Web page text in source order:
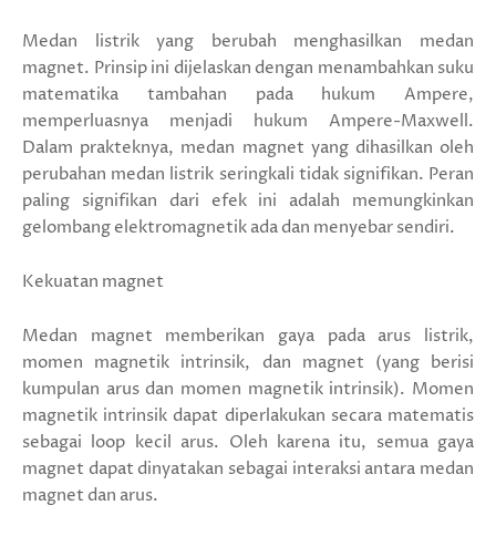
Medan listrik yang berubah menghasilkan medan
magnet. Prinsip ini dijelaskan dengan menambahkan suku
matematika tambahan pada hukum Ampere,
memperluasnya menjadi hukum Ampere-Maxwell.
Dalam prakteknya, medan magnet yang dihasilkan oleh
perubahan medan listrik seringkali tidak signifikan. Peran
paling signifikan dari efek ini adalah memungkinkan
gelombang elektromagnetik ada dan menyebar sendiri.
Kekuatan magnet
Medan magnet memberikan gaya pada arus listrik,
momen magnetik intrinsik, dan magnet (yang berisi
kumpulan arus dan momen magnetik intrinsik). Momen
magnetik intrinsik dapat diperlakukan secara matematis
sebagai loop kecil arus. Oleh karena itu, semua gaya
magnet dapat dinyatakan sebagai interaksi antara medan
magnet dan arus.